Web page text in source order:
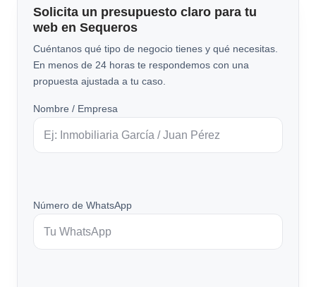
Solicita un presupuesto claro para tu
web en Sequeros
Cuéntanos qué tipo de negocio tienes y qué necesitas.
En menos de 24 horas te respondemos con una
propuesta ajustada a tu caso.
Nombre / Empresa
Número de WhatsApp